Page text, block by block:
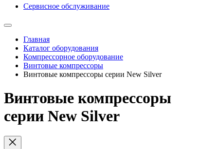
Сервисное обслуживание
Главная
Каталог оборудования
Компрессорное оборудование
Винтовые компрессоры
Винтовые компрессоры серии New Silver
Винтовые компрессоры
серии New Silver